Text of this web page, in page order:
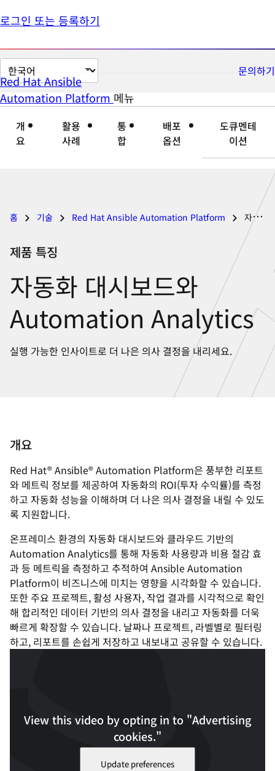
로그인 또는 등록하기
페
이
지
문의하기
Red Hat Ansible
Automation Platform 메뉴
개
요
활용
사례
통
합
배포
옵션
도큐멘테
이션
홈 기술 Red Hat Ansible Automation Platform 자동화 대시보드와 Automation Analytics
제품 특징
자동화 대시보드와
Automation Analytics
실행 가능한 인사이트로 더 나은 의사 결정을 내리세요.
개요
Red Hat® Ansible® Automation Platform은 풍부한 리포트
와 메트릭 정보를 제공하여 자동화의 ROI(투자 수익률)를 측정
하고 자동화 성능을 이해하며 더 나은 의사 결정을 내릴 수 있도
록 지원합니다.
온프레미스 환경의 자동화 대시보드와 클라우드 기반의
Automation Analytics를 통해 자동화 사용량과 비용 절감 효
과 등 메트릭을 측정하고 추적하여 Ansible Automation
Platform이 비즈니스에 미치는 영향을 시각화할 수 있습니다.
또한 주요 프로젝트, 활성 사용자, 작업 결과를 시각적으로 확인
해 합리적인 데이터 기반의 의사 결정을 내리고 자동화를 더욱
빠르게 확장할 수 있습니다. 날짜나 프로젝트, 라벨별로 필터링
하고, 리포트를 손쉽게 저장하고 내보내고 공유할 수 있습니다.
View this video by opting in to "Advertising
cookies."
Update preferences